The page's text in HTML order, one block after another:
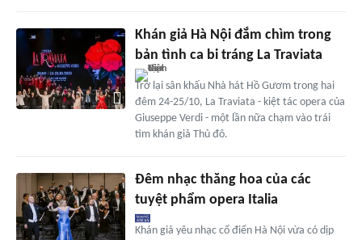
Khán giả Hà Nội đắm chìm trong
bản tình ca bi tráng La Traviata
Trở lại sân khấu Nhà hát Hồ Gươm trong hai
đêm 24-25/10, La Traviata - kiệt tác opera của
Giuseppe Verdi - một lần nữa chạm vào trái
tim khán giả Thủ đô.
Đêm nhạc thăng hoa của các
tuyệt phẩm opera Italia
Khán giả yêu nhạc cổ điển Hà Nội vừa có dịp